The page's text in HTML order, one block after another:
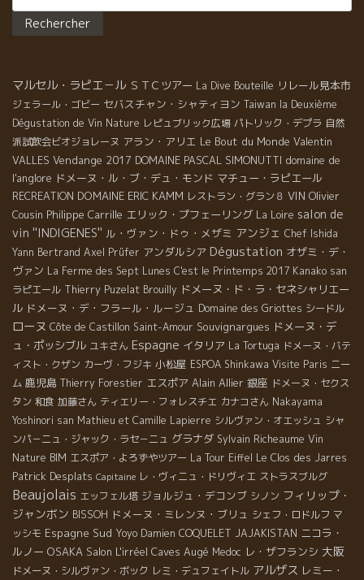
マルセル・ラピエ－ル ＳＴＣツアー La Dive Bouteille リレール見本市
ジェラール・ゴビー セバスチャン・シャティヨン Taiwan la Deuxième
Dégustation de Vin Nature レピュブリック広場 パトリック・デプラ 自然
派試飲会ビオジョレーヌ アラン・アリエ Le Bout du Monde Valentin
VALLES Vendange 2017 DOMAINE PASCAL SIMONUTTI domaine de
l'anglore ドメーヌ・ル・ブ・デュ・モンド マチュー・ラピエール
RECREATION DOMAINE ERIC KAMM レストラン・グラン８ VIN Olivier
Cousin Philippe Carrille エリック・プフェーリング La Loire salon de
vin ''INDIGENES'' ル・ヴァン・ドゥ・メザミ アンジェ Chef Ishida
Yann Bertrand Axel Prüfer アンダルシア Dégustation オザミ・デ・
ヴァン La Ferme des Sept Lunes C'est le Printemps 2017 Kanako san
ラピエール Thierry Puzelat Brouilly ドメーヌ・ド・ラ・セネシャリエー
ル ドメーヌ・デ・フラール・ルージュ Domaine des Griottes シードル
ローヌ Côte de Castillon Saint-Amour Souvignargues ドメーヌ・デ
ュ・ポッシブル ユキさん Espagne イタリア La Tortuga ドメーヌ・バテ
ィスト・クザン カーヴ・フジキ 小松屋 ESPOA Shinkawa Visite Paris ニー
ム 鹿児島 Thierry Forestier エスポア Alain Allier 銀座 ドメーヌ・セクス
タン 和食 加藤さん ティエリー・フォレスチエ カナコさん Nakayama
Yoshinori san Mathieu et Camille Lapierre シルヴァン・オエッシュ シャ
ンパ－ニュ・ジャック・ラセ－ニュ グラナダ Sylvain Richeaume Vin
Nature BIM エスポア・よろずやツアー La Tour Eiffel Le Clos des Jarres
Patrick Desplats Capitaine レ・ヴィニュ・ドリヴィエ ストラスブルグ
Beaujolais エッフェル塔 ジョルジュ・デコンブ シノン フィリップ・
ジャンボン BISSOH ドメーヌ・ミレンヌ・ブリュ シェフ・ロドルフ マ
ッシモ Espagne Sud Yoyo Damien COQUELET JAJAKISTAN ニコラ・
ルノー OSAKA Salon L'irréel Caves Augé Medoc レ・ザフランシ 大阪
ドメーヌ・シルヴァン・ボック レミ・デュフェイトル アルザス レミー・